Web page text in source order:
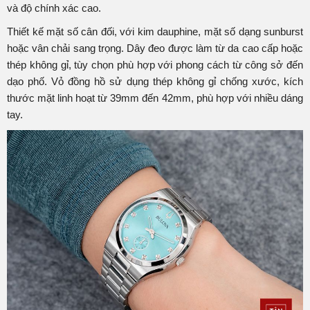
và độ chính xác cao.
Thiết kế mặt số cân đối, với kim dauphine, mặt số dạng sunburst
hoặc vân chải sang trọng. Dây đeo được làm từ da cao cấp hoặc
thép không gỉ, tùy chọn phù hợp với phong cách từ công sở đến
dạo phố. Vỏ đồng hồ sử dụng thép không gỉ chống xước, kích
thước mặt linh hoạt từ 39mm đến 42mm, phù hợp với nhiều dáng
tay.